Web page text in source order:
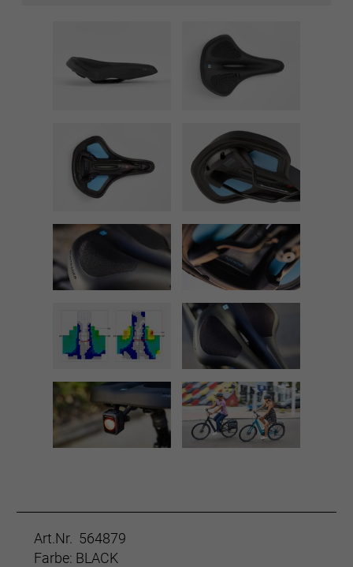
Art.Nr. 564879
Farbe: BLACK